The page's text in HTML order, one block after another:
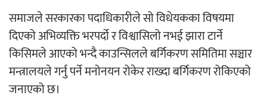
समाजले सरकारका पदाधिकारीले सो विधेयकका विषयमा
दिएको अभिव्यक्ति भरपर्दो र विश्वासिलो नभई झारा टार्ने
किसिमले आएको भन्दै काउन्सिलले बर्गिकरण समितिमा सञ्चार
मन्त्रालयले गर्नु पर्ने मनोनयन रोकेर राख्दा बर्गिकरण रोकिएको
जनाएको छ।